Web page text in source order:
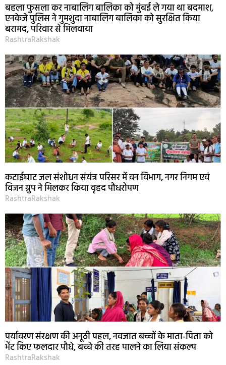
बहला फुसला कर नाबालिग बालिका को मुंबई ले गया था बदमाश,
एनकेजे पुलिस ने गुमशुदा नाबालिग बालिका को सुरक्षित किया
बरामद, परिवार से मिलवाया
RashtraRakshak
कटाईघाट जल संशोधन संयंत्र परिसर में वन विभाग, नगर निगम एवं
विजन ग्रुप ने मिलकर किया वृहद पौधरोपण
RashtraRakshak
पर्यावरण संरक्षण की अनूठी पहल, नवजात बच्चों के माता-पिता को
भेंट किए फलदार पौधे, बच्चे की तरह पालने का लिया संकल्प
RashtraRakshak